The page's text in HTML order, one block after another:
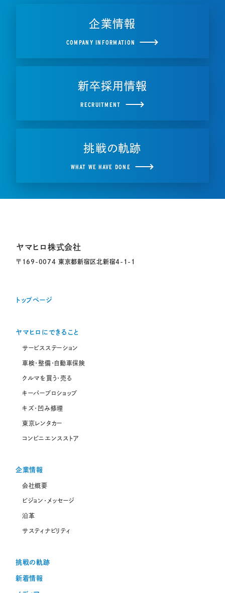
企業情報
COMPANY INFORMATION
新卒採用情報
RECRUITMENT
挑戦の軌跡
WHAT WE HAVE DONE
ヤマヒロ株式会社
〒169-0074 東京都新宿区北新宿4-1-1
トップページ
ヤマヒロにできること
サービスステーション
車検・整備・自動車保険
クルマを買う・売る
キーパープロショップ
キズ・凹み修理
東京レンタカー
コンビニエンスストア
企業情報
会社概要
ビジョン・メッセージ
沿革
サスティナビリティ
挑戦の軌跡
新着情報